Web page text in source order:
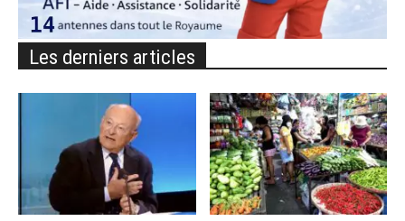
Les derniers articles